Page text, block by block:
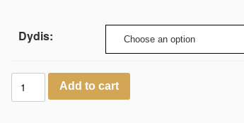
Dydis:
Add to cart